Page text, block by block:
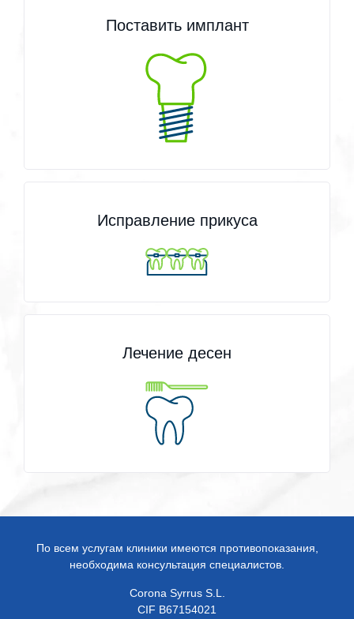
Поставить имплант
Исправление прикуса
Лечение десен
По всем услугам клиники имеются противопоказания,
необходима консультация специалистов.
Corona Syrrus S.L.
CIF B67154021